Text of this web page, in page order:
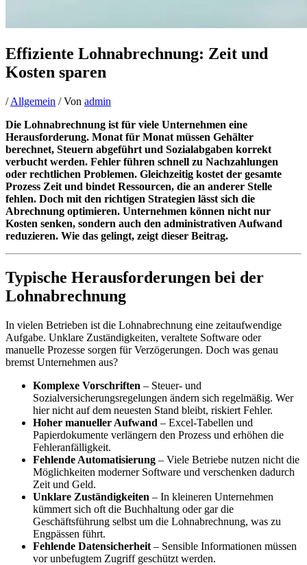
Effiziente Lohnabrechnung: Zeit und
Kosten sparen
/Allgemein / Von admin
Die Lohnabrechnung ist für viele Unternehmen eine
Herausforderung. Monat für Monat müssen Gehälter
berechnet, Steuern abgeführt und Sozialabgaben korrekt
verbucht werden. Fehler führen schnell zu Nachzahlungen
oder rechtlichen Problemen. Gleichzeitig kostet der gesamte
Prozess Zeit und bindet Ressourcen, die an anderer Stelle
fehlen. Doch mit den richtigen Strategien lässt sich die
Abrechnung optimieren. Unternehmen können nicht nur
Kosten senken, sondern auch den administrativen Aufwand
reduzieren. Wie das gelingt, zeigt dieser Beitrag.
Typische Herausforderungen bei der
Lohnabrechnung
In vielen Betrieben ist die Lohnabrechnung eine zeitaufwendige
Aufgabe. Unklare Zuständigkeiten, veraltete Software oder
manuelle Prozesse sorgen für Verzögerungen. Doch was genau
bremst Unternehmen aus?
Komplexe Vorschriften – Steuer- und
Sozialversicherungsregelungen ändern sich regelmäßig. Wer
hier nicht auf dem neuesten Stand bleibt, riskiert Fehler.
Hoher manueller Aufwand – Excel-Tabellen und
Papierdokumente verlängern den Prozess und erhöhen die
Fehleranfälligkeit.
Fehlende Automatisierung – Viele Betriebe nutzen nicht die
Möglichkeiten moderner Software und verschenken dadurch
Zeit und Geld.
Unklare Zuständigkeiten – In kleineren Unternehmen
kümmert sich oft die Buchhaltung oder gar die
Geschäftsführung selbst um die Lohnabrechnung, was zu
Engpässen führt.
Fehlende Datensicherheit – Sensible Informationen müssen
vor unbefugtem Zugriff geschützt werden.